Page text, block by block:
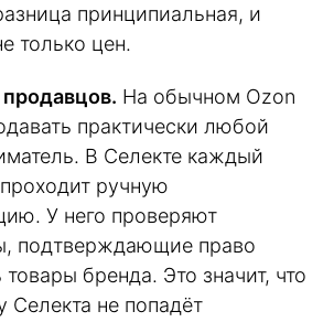
принципиальная, и
только цен.
На обычном Ozon
практически любой
В Селекте каждый
ручную
У него проверяют
подтверждающие право
товары бренда. Это значит, что
Селекта не попадёт